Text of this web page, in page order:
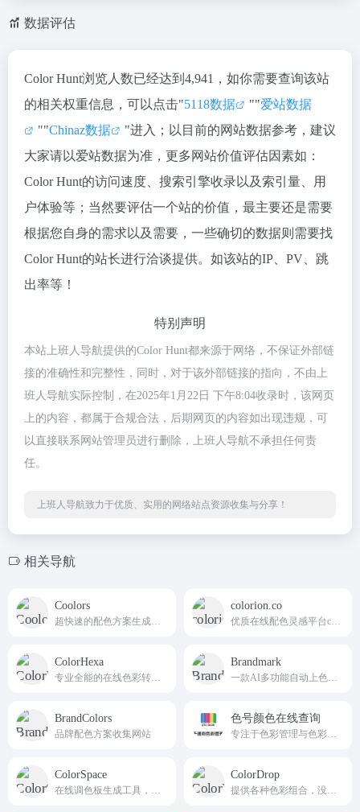
数据评估
Color Hunt浏览人数已经达到4,941，如你需要查询该站
的相关权重信息，可以点击"5118数据 ""爱站数据
""Chinaz数据
"进入；以目前的网站数据参考，建议
大家请以爱站数据为准，更多网站价值评估因素如：
Color Hunt的访问速度、搜索引擎收录以及索引量、用
户体验等；当然要评估一个站的价值，最主要还是需要
根据您自身的需求以及需要，一些确切的数据则需要找
Color Hunt的站长进行洽谈提供。如该站的IP、PV、跳
出率等！
特别声明
本站上班人导航提供的Color Hunt都来源于网络，不保证外部链
接的准确性和完整性，同时，对于该外部链接的指向，不由上
班人导航实际控制，在2025年1月22日 下午8:04收录时，该网页
上的内容，都属于合规合法，后期网页的内容如出现违规，可
以直接联系网站管理员进行删除，上班人导航不承担任何责
任。
上班人导航致力于优质、实用的网络站点资源收集与分享！
相关导航
Coolors colorion.co
ColorHexa Brandmark
BrandColors
品牌配色方案收集网站
色号颜色在线查询
ColorSpace ColorDrop